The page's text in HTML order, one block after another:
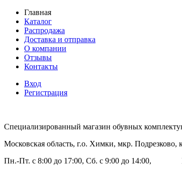
Главная
Каталог
Распродажа
Доставка и отправка
О компании
Отзывы
Контакты
Вход
Регистрация
Специализированный магазин обувных
Московская область, г.о. Химки, мкр. Подрезково,
Пн.-Пт. с 8:00 до 17:00, Сб. с 9:00 до 14:00,